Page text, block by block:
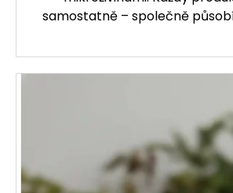
samostatně – společně